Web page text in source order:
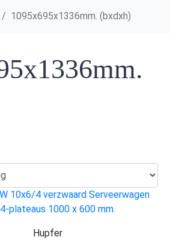
1095x695x1336mm. (bxdxh)
Hupfer